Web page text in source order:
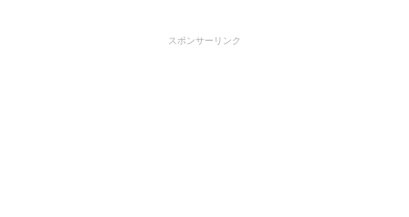
スポンサーリンク